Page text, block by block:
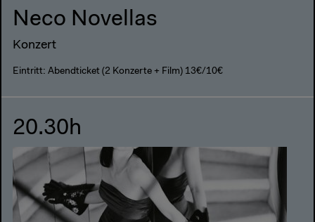
Neco Novellas
Konzert
Eintritt: Abendticket (2 Konzerte + Film) 13€/10€
20.30h